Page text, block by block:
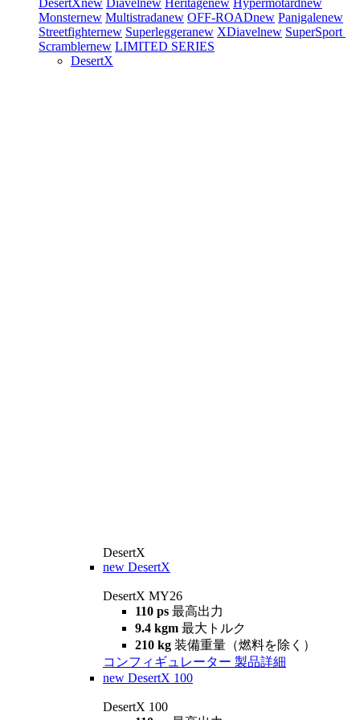
DesertXnew Diavelnew Heritagenew Hypermotardnew
Monsternew Multistradanew OFF-ROADnew Panigalenew
Streetfighternew Superleggeranew XDiavelnew SuperSport
Scramblernew LIMITED SERIES
DesertX
DesertX
new DesertX
DesertX MY26
110 ps 最高出力
9.4 kgm 最大トルク
210 kg 装備重量（燃料を除く）
コンフィギュレーター 製品詳細
new DesertX 100
DesertX 100